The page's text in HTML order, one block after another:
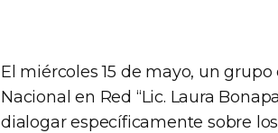
El miércoles 15 de mayo, un
Nacional en Red “Lic. Laura
dialogar específicamente sobre